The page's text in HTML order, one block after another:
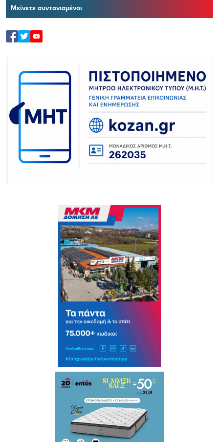
Μείνετε συντονισμένοι